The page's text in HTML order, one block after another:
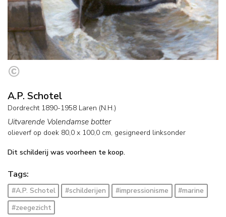
A.P. Schotel
Dordrecht 1890-1958 Laren (N.H.)
Uitvarende Volendamse botter
olieverf op doek 80,0 x 100,0 cm, gesigneerd linksonder
Dit schilderij was voorheen te koop.
Tags:
#A.P. Schotel #schilderijen #impressionisme
#marine
#zeegezicht